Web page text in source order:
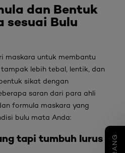
dan Bentuk
sesuai Bulu
maskara untuk membantu
lebih tebal, lentik, dan
sikat dengan
saran dari para ahli
formula maskara yang
bulu mata Anda:
tapi tumbuh lurus